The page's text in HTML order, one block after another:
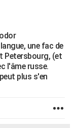
une fac de
Petersbourg, (et
l'âme russe.
plus s'en